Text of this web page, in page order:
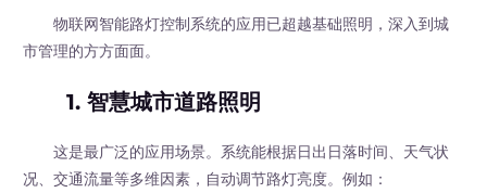
物联网智能路灯控制系统的应用已超越基础照明，深入到城
市管理的方方面面。
1. 智慧城市道路照明
这是最广泛的应用场景。系统能根据日出日落时间、天气状
况、交通流量等多维因素，自动调节路灯亮度。例如：